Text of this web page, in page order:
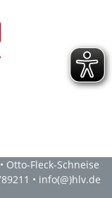
• Otto-Fleck-Schneise
• info(@)hlv.de